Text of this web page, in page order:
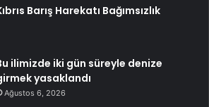
Barış Harekatı Bağımsızlık
ilimizde iki gün süreyle denize
yasaklandı
Ağustos 6, 2026